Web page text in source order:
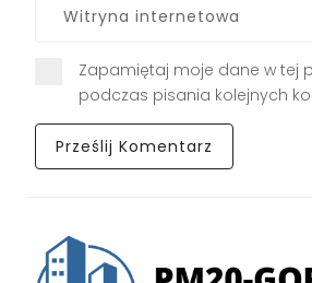
Zapamiętaj moje dane w tej
podczas pisania kolejnych